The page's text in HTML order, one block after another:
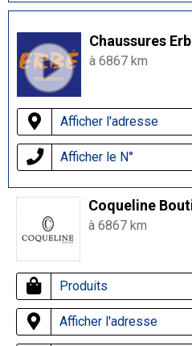
Chaussures
à 6867 km
Afficher l'adresse
Afficher le N°
Coqueline
à 6867 km
Produits
Afficher l'adresse